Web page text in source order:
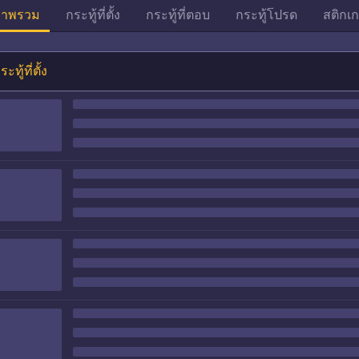
พรวม กระทู้ที่ตั้ง กระทู้ที่ตอบ กระทู้โปรด สติกเ
ะทู้ที่ตั้ง